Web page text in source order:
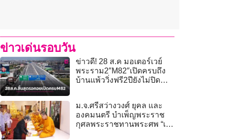
ข่าวเด่นรอบวัน
ข่าวดี! 28 ส.ค มอเตอร์เวย์
พระราม2″M82″เปิดครบถึง
บ้านแพ้ววิ่งฟรี2ปียังไม่ปิด
ม.จ.ศรีสว่างวงศ์ ยุคล และ
องคมนตรี บำเพ็ญพระราช
กุศลพระราชทานพระศพ “เจ้า